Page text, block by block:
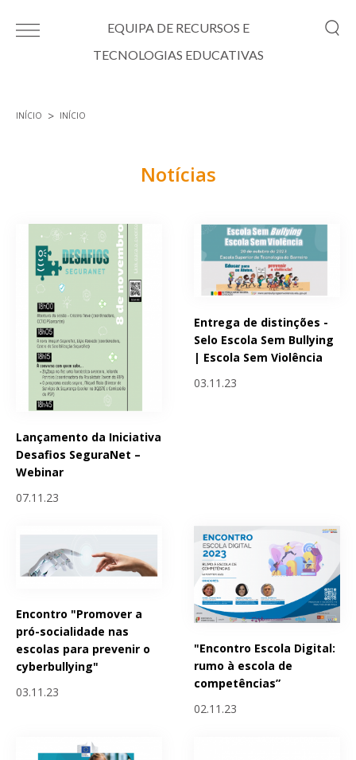
EQUIPA DE RECURSOS E
TECNOLOGIAS EDUCATIVAS
INÍCIO INÍCIO
Notícias
Lançamento da Iniciativa
Desafios SeguraNet –
Webinar
07.11.23
Entrega de distinções -
Selo Escola Sem Bullying
| Escola Sem Violência
03.11.23
Encontro "Promover a
pró-socialidade nas
escolas para prevenir o
cyberbullying"
03.11.23
"Encontro Escola Digital:
rumo à escola de
competências”
02.11.23
Páginas